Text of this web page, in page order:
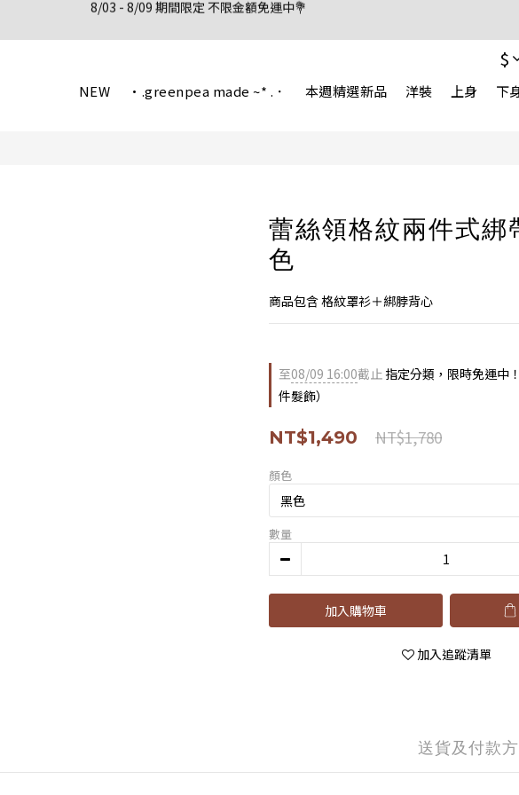
新會員註冊首購享95折優惠
$
NEW ·.greenpea made ~* .． 本週精選新品 洋裝 上身 下
蕾絲領格紋兩件式綁
色
商品包含 格紋罩衫＋綁脖背心
至08/09 16:00截止 指定分類，限時免運中
件髮飾）
NT$1,490 NT$1,780
顏色
數量
加入購物車
加入追蹤清單
送貨及付款